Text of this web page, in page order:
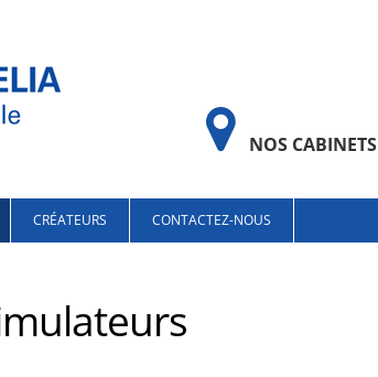
NOS CABINETS
CRÉATEURS CONTACTEZ-NOUS